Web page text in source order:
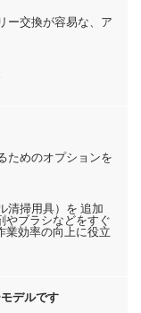
ー交換が容易な、ア
ためのオプションを
清掃用具）を 追加
やブラシなどをすぐ
業効率の向上に役立
デルです